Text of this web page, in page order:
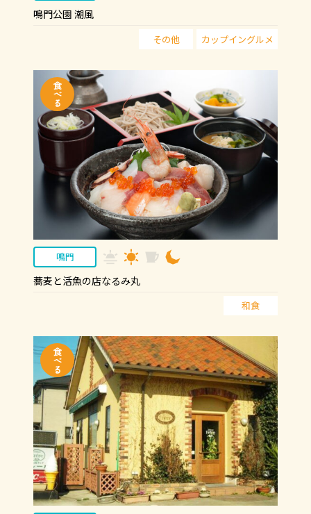
鳴門公園 潮風
その他 カップイングルメ
鳴門
蕎麦と活魚の店なるみ丸
和食